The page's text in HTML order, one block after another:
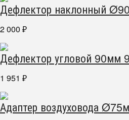
Дефлектор наклонный
2 000 ₽
Дефлектор угловой 90мм
1 951 ₽
Адаптер воздуховода